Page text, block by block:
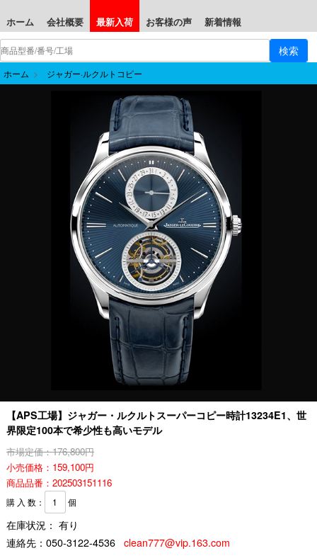
ホーム 会社概要 最新入荷 お客様の声 新着情報
ホーム > ジャガー·ルクルトコピー
【APS工場】ジャガー・ルクルトスーパーコピー時計13234E1、世
界限定100本で希少性も高いモデル
市場定価：176,800円
小売価格：159,100円
商品品番：202503151116
購 入 数： 個
在庫状況： 有り
連絡先： 050-3122-4536 clean777@vip.163.com